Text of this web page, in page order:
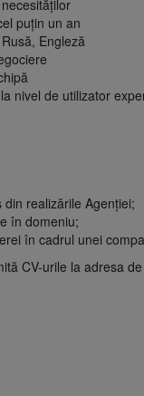
puţin un an
Engleză
nivel de utilizator
realizările Agenţiei;
în domeniu;
în cadrul unei
CV-urile la adresa